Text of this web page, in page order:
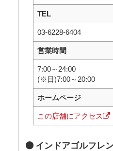
TEL
03-6228-6404
営業時間
7:00～24:00
(※日)7:00～20:00
ホームページ
この店舗にアクセス
インドアゴルフレ